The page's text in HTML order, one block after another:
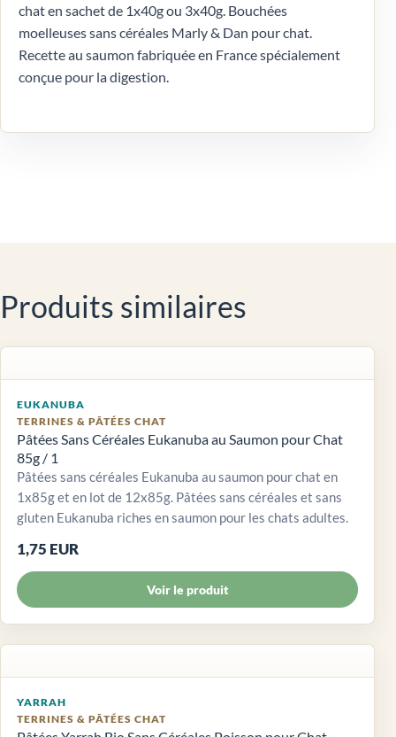
chat en sachet de 1x40g ou 3x40g. Bouchées
moelleuses sans céréales Marly & Dan pour chat.
Recette au saumon fabriquée en France spécialement
conçue pour la digestion.
Produits similaires
EUKANUBA
TERRINES & PÂTÉES CHAT
Pâtées Sans Céréales Eukanuba au Saumon pour Chat
85g / 1
Pâtées sans céréales Eukanuba au saumon pour chat en
1x85g et en lot de 12x85g. Pâtées sans céréales et sans
gluten Eukanuba riches en saumon pour les chats adultes.
1,75 EUR
Voir le produit
YARRAH
TERRINES & PÂTÉES CHAT